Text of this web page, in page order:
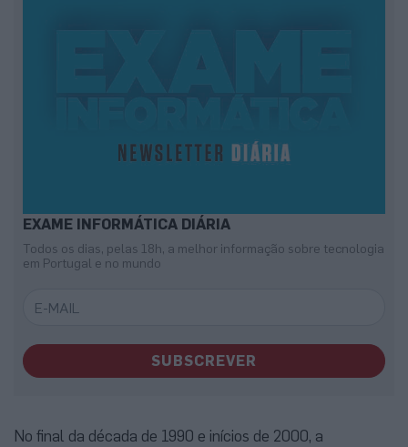
EXAME INFORMÁTICA DIÁRIA
Todos os dias, pelas 18h, a melhor informação sobre tecnologia
em Portugal e no mundo
SUBSCREVER
No final da década de 1990 e inícios de 2000, a